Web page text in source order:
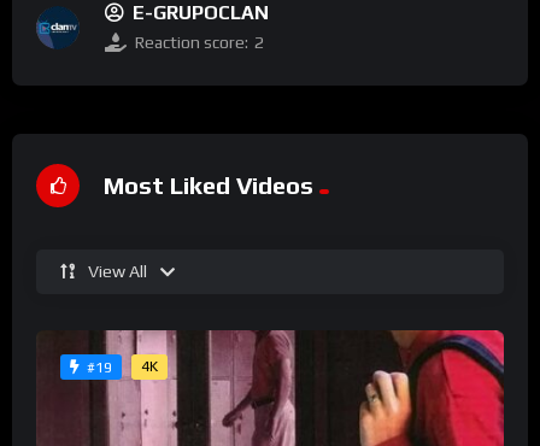
E-GRUPOCLAN
Reaction score: 2
Most Liked Videos
View All
#19 4K